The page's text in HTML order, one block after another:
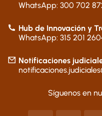
WhatsApp: 300 702
Hub de Innovación y
WhatsApp: 315 201
Notificaciones
Síguenos en